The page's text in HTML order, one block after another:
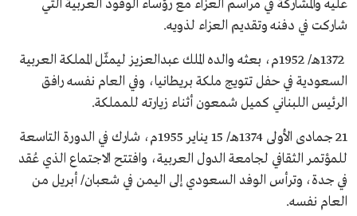
عليه والمشاركة في مراسم العزاء مع رؤساء الوفود العربية التي
شاركت في دفنه وتقديم العزاء لذويه.
1372هـ/ 1952م، بعثه والده الملك عبدالعزيز ليمثّل المملكة العربية
السعودية في حفل تتويج ملكة بريطانيا، وفي العام نفسه رافق
الرئيس اللبناني كميل شمعون أثناء زيارته للمملكة.
21 جمادى الأولى 1374هـ/ 15 يناير 1955م، شارك في الدورة التاسعة
للمؤتمر الثقافي لجامعة الدول العربية، وافتتح الاجتماع الذي عُقد
في جدة، وترأس الوفد السعودي إلى اليمن في شعبان/ أبريل من
العام نفسه.